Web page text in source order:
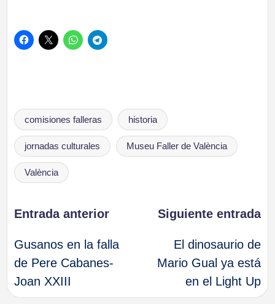
Etiquetas:
comisiones falleras historia
jornadas culturales Museu Faller de València
València
Navegación
de
entradas
Entrada anterior
Gusanos en la falla
de Pere Cabanes-
Joan XXIII
Siguiente entrada
El dinosaurio de
Mario Gual ya está
en el Light Up